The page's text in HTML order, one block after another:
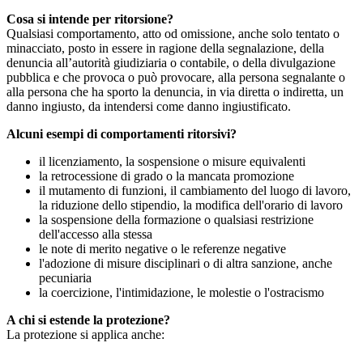
Cosa si intende per ritorsione?
Qualsiasi comportamento, atto od omissione, anche solo tentato o
minacciato, posto in essere in ragione della segnalazione, della
denuncia all’autorità giudiziaria o contabile, o della divulgazione
pubblica e che provoca o può provocare, alla persona segnalante o
alla persona che ha sporto la denuncia, in via diretta o indiretta, un
danno ingiusto, da intendersi come danno ingiustificato.
Alcuni esempi di comportamenti ritorsivi?
il licenziamento, la sospensione o misure equivalenti
la retrocessione di grado o la mancata promozione
il mutamento di funzioni, il cambiamento del luogo di lavoro,
la riduzione dello stipendio, la modifica dell'orario di lavoro
la sospensione della formazione o qualsiasi restrizione
dell'accesso alla stessa
le note di merito negative o le referenze negative
l'adozione di misure disciplinari o di altra sanzione, anche
pecuniaria
la coercizione, l'intimidazione, le molestie o l'ostracismo
A chi si estende la protezione?
La protezione si applica anche: